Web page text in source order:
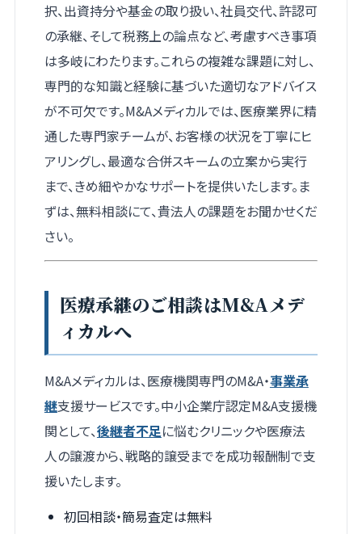
択、出資持分や基金の取り扱い、社員交代、許認可
の承継、そして税務上の論点など、考慮すべき事項
は多岐にわたります。これらの複雑な課題に対し、
専門的な知識と経験に基づいた適切なアドバイス
が不可欠です。M&Aメディカルでは、医療業界に精
通した専門家チームが、お客様の状況を丁寧にヒ
アリングし、最適な合併スキームの立案から実行
まで、きめ細やかなサポートを提供いたします。ま
ずは、無料相談にて、貴法人の課題をお聞かせくだ
さい。
医療承継のご相談はM&Aメデ
ィカルへ
M&Aメディカルは、医療機関専門のM&A・事業承
継支援サービスです。中小企業庁認定M&A支援機
関として、後継者不足に悩むクリニックや医療法
人の譲渡から、戦略的譲受までを成功報酬制で支
援いたします。
初回相談・簡易査定は無料